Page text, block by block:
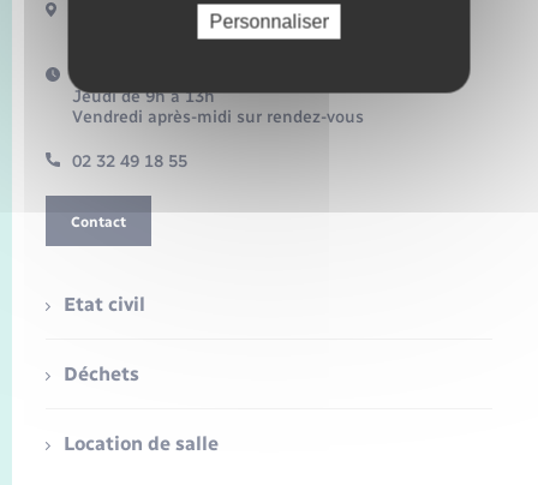
3 route de Fleury
Horaires d'ouverture :
Jeudi de 9h à 13h
Vendredi après-midi sur rendez-vous
02 32 49 18 55
Contact
Etat civil
Déchets
Location de salle
Personnaliser